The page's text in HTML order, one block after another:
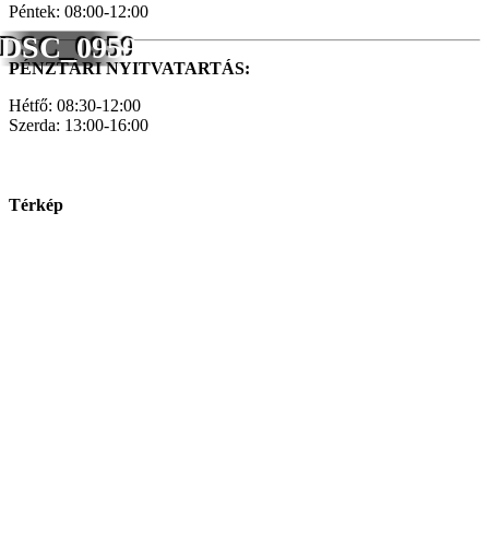
DSC_0959
Péntek: 08:00-12:00
PÉNZTÁRI NYITVATARTÁS:
Hétfő: 08:30-12:00
Szerda: 13:00-16:00
Térkép